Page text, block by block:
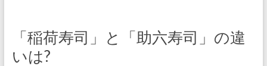
「稲荷寿司」と「助六寿司」の違
いは?